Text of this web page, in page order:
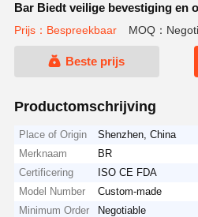
Bar Biedt veilige bevestiging en
tandheelkundige prothesen
Prijs：Bespreekbaar MOQ：
Beste prijs
Productomschrijving
Place of Origin
Shenzhen, China
Merknaam
BR
Certificering
ISO CE FDA
Model Number
Custom-made
Minimum Order
Negotiable